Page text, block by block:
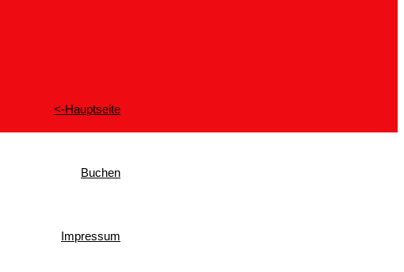
<-Hauptseite
Buchen
Impressum